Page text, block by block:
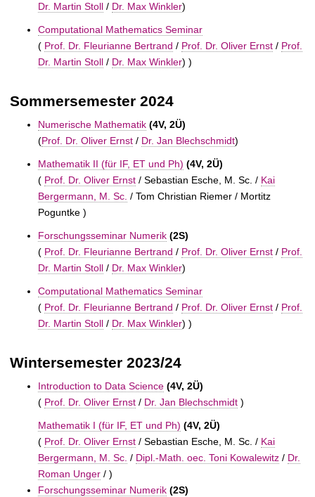
Dr. Martin Stoll / Dr. Max Winkler)
Computational Mathematics Seminar
( Prof. Dr. Fleurianne Bertrand / Prof. Dr. Oliver Ernst / Prof.
Dr. Martin Stoll / Dr. Max Winkler) )
Sommersemester 2024
Numerische Mathematik (4V, 2Ü)
(Prof. Dr. Oliver Ernst / Dr. Jan Blechschmidt)
Mathematik II (für IF, ET und Ph) (4V, 2Ü)
( Prof. Dr. Oliver Ernst / Sebastian Esche, M. Sc. / Kai
Bergermann, M. Sc. / Tom Christian Riemer / Mortitz
Poguntke )
Forschungsseminar Numerik (2S)
( Prof. Dr. Fleurianne Bertrand / Prof. Dr. Oliver Ernst / Prof.
Dr. Martin Stoll / Dr. Max Winkler)
Computational Mathematics Seminar
( Prof. Dr. Fleurianne Bertrand / Prof. Dr. Oliver Ernst / Prof.
Dr. Martin Stoll / Dr. Max Winkler) )
Wintersemester 2023/24
Introduction to Data Science (4V, 2Ü)
( Prof. Dr. Oliver Ernst / Dr. Jan Blechschmidt )
Mathematik I (für IF, ET und Ph) (4V, 2Ü)
( Prof. Dr. Oliver Ernst / Sebastian Esche, M. Sc. / Kai
Bergermann, M. Sc. / Dipl.-Math. oec. Toni Kowalewitz / Dr.
Roman Unger / )
Forschungsseminar Numerik (2S)